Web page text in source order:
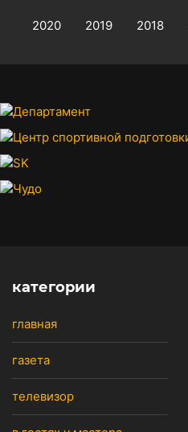
2020 2019 2018
категории
главная
газета
телевизор